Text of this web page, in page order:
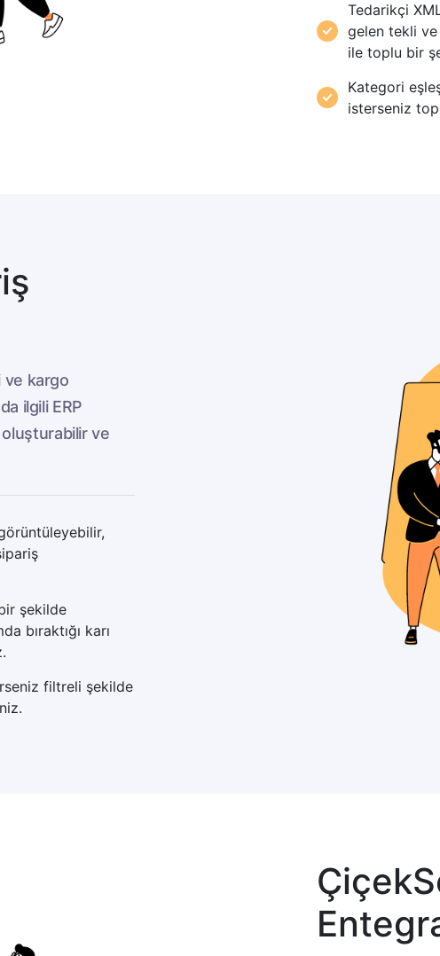
Tedarikçi
gelen tekli
ile toplu bir
Kategori
isterseniz
ve kargo
ilgili ERP
oluşturabilir ve
şekilde
bıraktığı karı
filtreli şekilde